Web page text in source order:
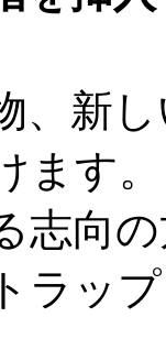
い
ます。
方
ラッ